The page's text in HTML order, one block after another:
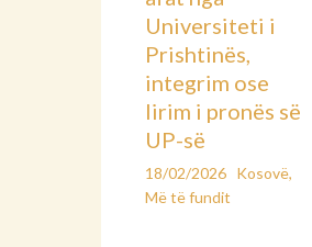
Universiteti i
Prishtinës,
integrim ose
lirim i pronës së
UP-së
18/02/2026 Kosovë,
Më të fundit